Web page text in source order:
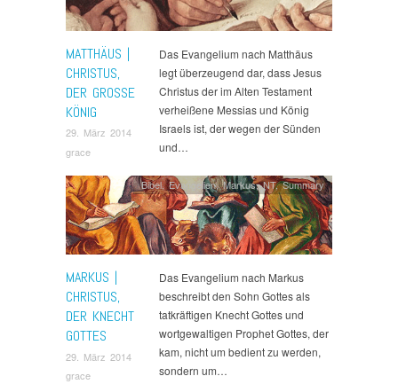
MATTHÄUS |
CHRISTUS,
DER GROSSE K
ÖNIG
29. März 2014
grace
Das Evangelium nach Matthäus
legt überzeugend dar, dass Jesus
Christus der im Alten Testament
verheißene Messias und König
Israels ist, der wegen der Sünden
und…
MARKUS |
CHRISTUS,
DER KNECHT
GOTTES
29. März 2014
grace
Bibel,Evangelien,Markus,NT,Summary
Das Evangelium nach Markus
beschreibt den Sohn Gottes als
tatkräftigen Knecht Gottes und
wortgewaltigen Prophet Gottes, der
kam, nicht um bedient zu werden,
sondern um…